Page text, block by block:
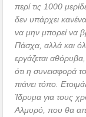
περί τις 1000
δεν υπάρχει
να μην μπορεί να
Πάσχα, αλλά και
εργάζεται
ότι η συνεισφορά
πιάνει τόπο.
Ίδρυμα για τους
Αλμυρό, που θα